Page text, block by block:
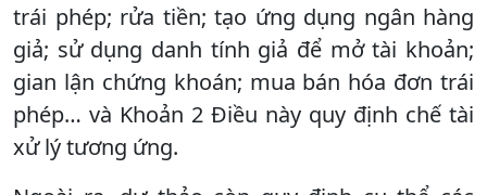
trái phép; rửa tiền; tạo ứng dụng ngân hàng
giả; sử dụng danh tính giả để mở tài khoản;
gian lận chứng khoán; mua bán hóa đơn trái
phép… và Khoản 2 Điều này quy định chế tài
xử lý tương ứng.